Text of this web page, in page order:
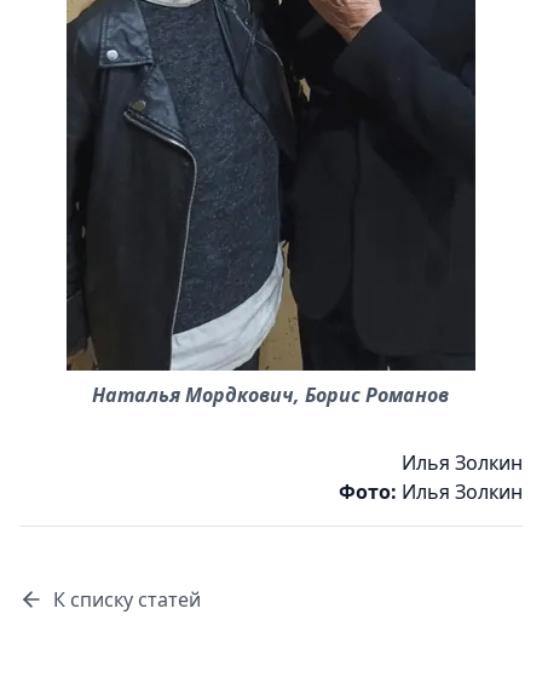
Наталья Мордкович, Борис Романов
Илья Золкин
Фото: Илья Золкин
К списку статей